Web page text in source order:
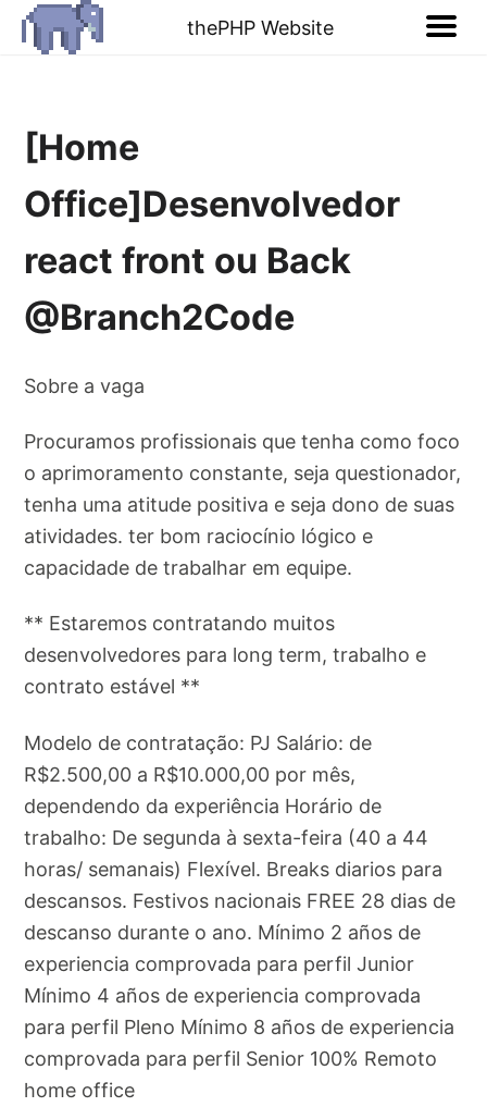
thePHP Website
[Home
Office]Desenvolvedor
react front ou Back
@Branch2Code
Sobre a vaga
Procuramos profissionais que tenha como foco
o aprimoramento constante, seja questionador,
tenha uma atitude positiva e seja dono de suas
atividades. ter bom raciocínio lógico e
capacidade de trabalhar em equipe.
** Estaremos contratando muitos
desenvolvedores para long term, trabalho e
contrato estável **
Modelo de contratação: PJ Salário: de
R$2.500,00 a R$10.000,00 por mês,
dependendo da experiência Horário de
trabalho: De segunda à sexta-feira (40 a 44
horas/ semanais) Flexível. Breaks diarios para
descansos. Festivos nacionais FREE 28 dias de
descanso durante o ano. Mínimo 2 años de
experiencia comprovada para perfil Junior
Mínimo 4 años de experiencia comprovada
para perfil Pleno Mínimo 8 años de experiencia
comprovada para perfil Senior 100% Remoto
home office